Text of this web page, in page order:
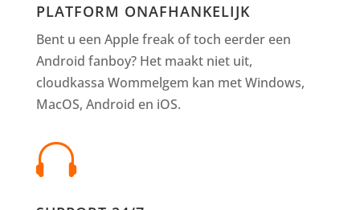
PLATFORM ONAFHANKELIJK
Bent u een Apple freak of toch eerder een
Android fanboy? Het maakt niet uit,
cloudkassa Wommelgem kan met Windows,
MacOS, Android en iOS.
